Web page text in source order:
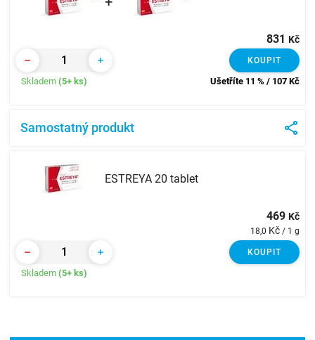
831 Kč
KOUPIT
Skladem (5+ ks) Ušetříte 11 % / 107 Kč
Samostatný produkt
ESTREYA 20 tablet
469 Kč
18,0 Kč / 1 g
KOUPIT
Skladem (5+ ks)